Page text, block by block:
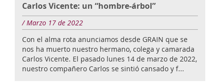
Carlos Vicente: un “hombre-árbol”
/ Marzo 17 de 2022
Con el alma rota anunciamos desde GRAIN que se
nos ha muerto nuestro hermano, colega y camarada
Carlos Vicente. El pasado lunes 14 de marzo de 2022,
nuestro compañero Carlos se sintió cansado y f...